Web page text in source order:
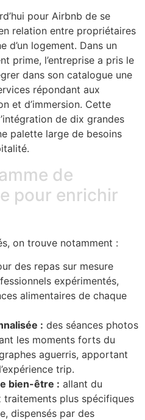
pour Airbnb de se
relation entre propriétaires
d’un logement. Dans un
prime, l’entreprise a pris le
dans son catalogue une
répondant aux
et d’immersion. Cette
de dix grandes
palette large de besoins
de
pour enrichir
on trouve notamment :
des repas sur mesure
expérimentés,
alimentaires de chaque
: des séances photos
les moments forts du
aguerris, apportant
trip.
bien-être : allant du
traitements plus spécifiques
dispensés par des